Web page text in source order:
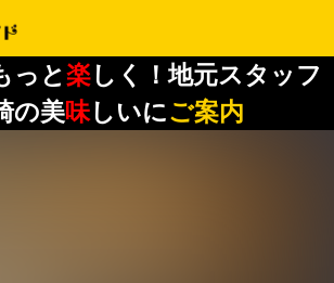
っと楽しく！地元スタッフ
の美味しいにご案内